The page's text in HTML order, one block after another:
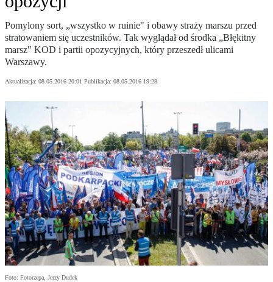
Pomylony sort, „wszystko w ruinie" i obawy straży marszu przed
stratowaniem się uczestników. Tak wyglądał od środka „Błękitny
marsz" KOD i partii opozycyjnych, który przeszedł ulicami
Warszawy.
Aktualizacja: 08.05.2016 20:01 Publikacja: 08.05.2016 19:28
Foto: Fotorzepa, Jerzy Dudek